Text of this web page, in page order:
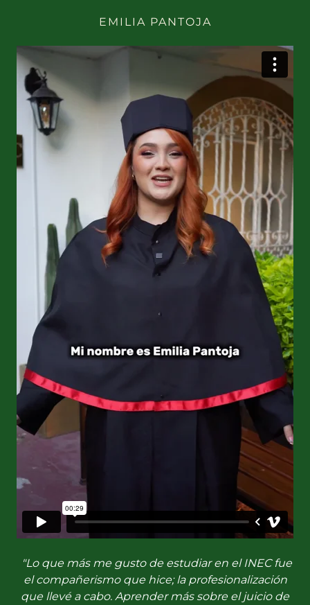
EMILIA PANTOJA
"Lo que más me gusto de estudiar en el INEC fue
el compañerismo que hice; la profesionalización
que llevé a cabo. Aprender más sobre el juicio de